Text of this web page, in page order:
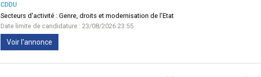
CDDU
Secteurs d'activité : Genre, droits et modernisation de l'Etat
Date limite de candidature : 23/08/2026 23:55
Voir l'annonce